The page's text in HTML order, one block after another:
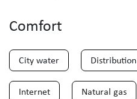
Comfort
City water Distribution
Internet Natural gas